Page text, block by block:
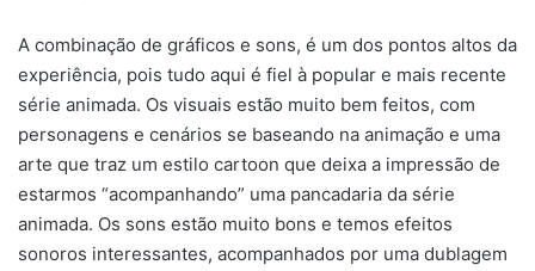
A combinação de gráficos e sons, é um dos pontos altos da
experiência, pois tudo aqui é fiel à popular e mais recente
série animada. Os visuais estão muito bem feitos, com
personagens e cenários se baseando na animação e uma
arte que traz um estilo cartoon que deixa a impressão de
estarmos “acompanhando” uma pancadaria da série
animada. Os sons estão muito bons e temos efeitos
sonoros interessantes, acompanhados por uma dublagem